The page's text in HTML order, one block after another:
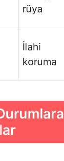
rüya
İlahi
koruma